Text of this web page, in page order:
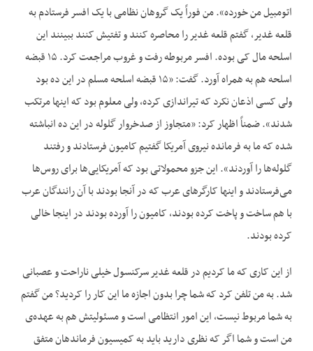
اتومبیل من خورده». من فوراً یک گروهان نظامی با یک افسر فرستادم به
قلعه غدیر، گفتم قلعه غدیر را محاصره کنند و تفتیش کنند ببینند این
اسلحه مال کی بوده. افسر مربوطه رفت و غروب مراجعت کرد. ۱۵ قبضه
اسلحه هم به همراه آورد. گفت: «۱۵ قبضه اسلحه مسلم در این ده بود
ولی کسی اذعان نکرد که تیراندازی کرده، ولی معلوم بود که اینها مرتکب
شدند». ضمناً اظهار کرد: «متجاوز از صدخروار گلوله در این ده انباشته
شده که ما به فرمانده نیروی آمریکا گفتیم کامیون فرستادند و رفتند
گلوله‌ها را آوردند». این جزو محمولاتی بود که آمریکایی‌ها برای روس‌ها
می‌فرستادند و اینها کارگرهای عرب که در آنجا بودند با آن رانندگان عرب
با هم ساخت و پاخت کرده بودند، کامیون را آورده بودند در اینجا خالی
کرده بودند.
از این کاری که ما کردیم در قلعه غدیر سرکنسول خیلی ناراحت و عصبانی
شد. به من تلفن کرد که شما چرا بدون اجازه ما این کار را کردید؟ من گفتم
به شما مربوط نیست، این امور انتظامی است و مسئولیتش هم به عهده‌ی
من است و شما اگر که نظری دارید باید به کمیسیون فرماندهان متفق